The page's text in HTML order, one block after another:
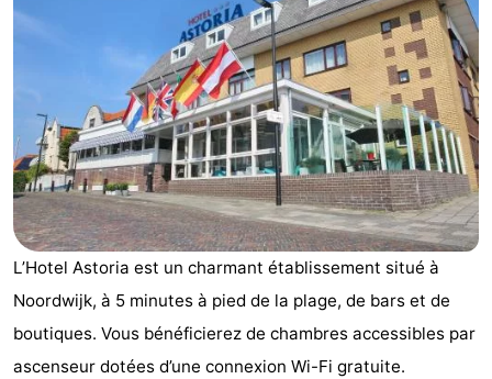
les
Passer
nuit
Campings
Chambre
d'hôtes
Chaumières
-
Gouden
De
-
L’Hotel Astoria est un charmant établissement situé à
Noordwijk, à 5 minutes à pied de la plage, de bars et de
boutiques. Vous bénéficierez de chambres accessibles par
ascenseur dotées d’une connexion Wi-Fi gratuite.